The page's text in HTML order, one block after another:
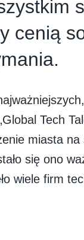
cenią
Tech
miasta
się ono
wiele firm